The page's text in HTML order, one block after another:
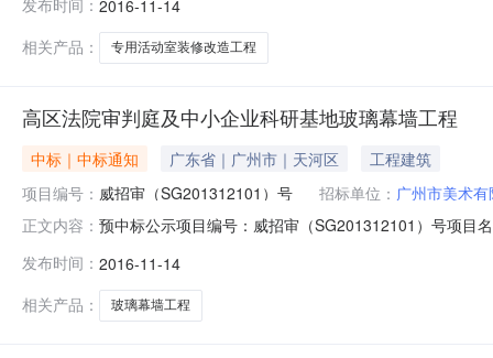
78.1413.12--13.5214.1113.0612.6812.77威海建设集团
发布时间： 2016-11-14
相关产品：
专用活动室装修改造工程
高区法院审判庭及中小企业科研基地玻璃幕墙工程
中标｜中标通知 广东省｜广州市｜天河区
工程建筑
项目编号： 威招审（SG201312101）号 招标单位： 广州市美术
正文内容： 预中标公示项目编号：威招审（SG201312101）号项目
75.4515.4360.0214.6015.8016.2013.9015.90威海运光
发布时间： 2016-11-14
相关产品：
玻璃幕墙工程